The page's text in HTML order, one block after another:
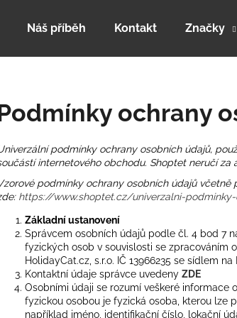
Náš příběh Kontakt Značky
ochrany
podmínky ochrany osobních údajů,
internetového obchodu. Shoptet neručí
podmínky ochrany osobních údajů včetně
https://www.shoptet.cz/univerzalni-
Základní ustanovení
Správcem osobních údajů podle čl. 4 bod 7
fyzických osob v souvislosti se zpracováním
HolidayCat.cz, s.r.o. IČ 13966235 se sídlem
Kontaktní údaje správce uvedeny ZDE
Osobními údaji se rozumí veškeré informace
fyzickou osobou je fyzická osoba, kterou lze
například jméno, identifikační číslo, lokační
Doporučujeme